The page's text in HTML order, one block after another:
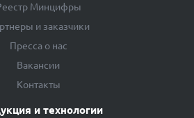
Минцифры
и заказчики
Пресса о нас
Вакансии
Контакты
и технологии